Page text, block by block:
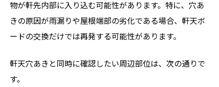
物が軒先内部に入り込む可能性があります。特に、穴あ
きの原因が雨漏りや屋根端部の劣化である場合、軒天ボ
ードの交換だけでは再発する可能性があります。
軒天穴あきと同時に確認したい周辺部位は、次の通りで
す。